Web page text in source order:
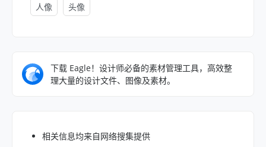
人像 头像
下载 Eagle！设计师必备的素材管理工具，高效整
理大量的设计文件、图像及素材。
相关信息均来自网络搜集提供